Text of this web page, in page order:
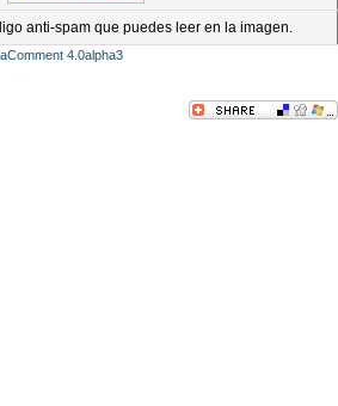
anti-spam que puedes leer en la imagen.
4.0alpha3